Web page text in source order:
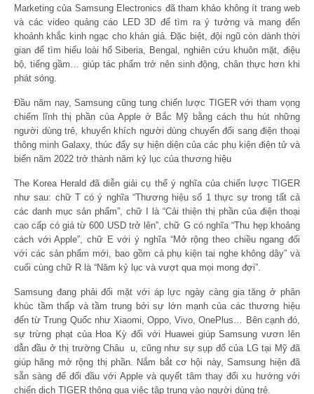
Marketing của Samsung Electronics đã tham khảo không ít trang web
và các video quảng cáo LED 3D để tìm ra ý tưởng và mang đến
khoảnh khắc kinh ngạc cho khán giả. Đặc biệt, đội ngũ còn dành thời
gian để tìm hiểu loài hổ Siberia, Bengal, nghiên cứu khuôn mặt, điệu
bộ, tiếng gầm… giúp tác phẩm trở nên sinh động, chân thực hơn khi
phát sóng.
Đầu năm nay, Samsung cũng tung chiến lược TIGER với tham vọng
chiếm lĩnh thị phần của Apple ở Bắc Mỹ bằng cách thu hút những
người dùng trẻ, khuyến khích người dùng chuyển đổi sang điện thoại
thông minh Galaxy, thúc đẩy sự hiện diện của các phụ kiện điện tử và
biến năm 2022 trở thành năm kỷ lục của thương hiệu
The Korea Herald đã diễn giải cụ thể ý nghĩa của chiến lược TIGER
như sau: chữ T có ý nghĩa “Thương hiệu số 1 thực sự trong tất cả
các danh mục sản phẩm”, chữ I là “Cải thiện thị phần của điện thoại
cao cấp có giá từ 600 USD trở lên”, chữ G có nghĩa “Thu hẹp khoảng
cách với Apple”, chữ E với ý nghĩa “Mở rộng theo chiều ngang đối
với các sản phẩm mới, bao gồm cả phụ kiện tai nghe không dây” và
cuối cùng chữ R là “Năm kỷ lục và vượt qua mọi mong đợi”.
Samsung đang phải đối mặt với áp lực ngày càng gia tăng ở phân
khúc tầm thấp và tầm trung bởi sự lớn mạnh của các thương hiệu
đến từ Trung Quốc như Xiaomi, Oppo, Vivo, OnePlus… Bên cạnh đó,
sự trừng phạt của Hoa Kỳ đối với Huawei giúp Samsung vươn lên
dẫn đầu ở thị trường Châu u, cũng như sự sụp đổ của LG tại Mỹ đã
giúp hãng mở rộng thị phần. Nắm bắt cơ hội này, Samsung hiện đã
sẵn sàng để đối đầu với Apple và quyết tâm thay đổi xu hướng với
chiến dịch TIGER thông qua việc tập trung vào người dùng trẻ.